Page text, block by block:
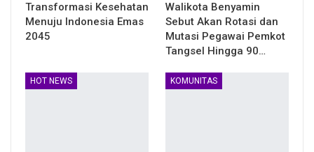
Transformasi Kesehatan
Menuju Indonesia Emas
2045
Walikota Benyamin
Sebut Akan Rotasi dan
Mutasi Pegawai Pemkot
Tangsel Hingga 90…
HOT NEWS KOMUNITAS